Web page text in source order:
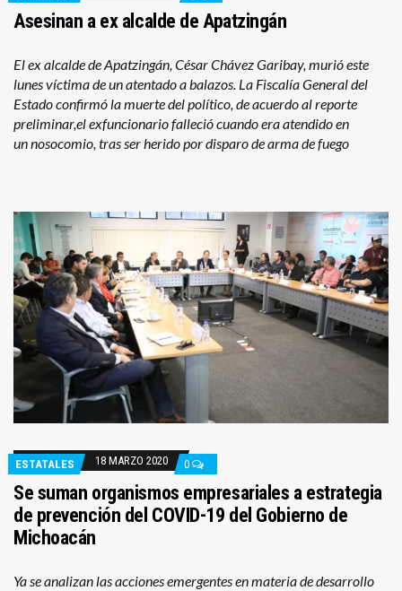
Asesinan a ex alcalde de Apatzingán
El ex alcalde de Apatzingán, César Chávez Garibay, murió este
lunes víctima de un atentado a balazos. La Fiscalía General del
Estado confirmó la muerte del político, de acuerdo al reporte
preliminar,el exfuncionario falleció cuando era atendido en
un nosocomio, tras ser herido por disparo de arma de fuego
ESTATALES 18 MARZO 2020 0
Se suman organismos empresariales a estrategia
de prevención del COVID-19 del Gobierno de
Michoacán
Ya se analizan las acciones emergentes en materia de desarrollo